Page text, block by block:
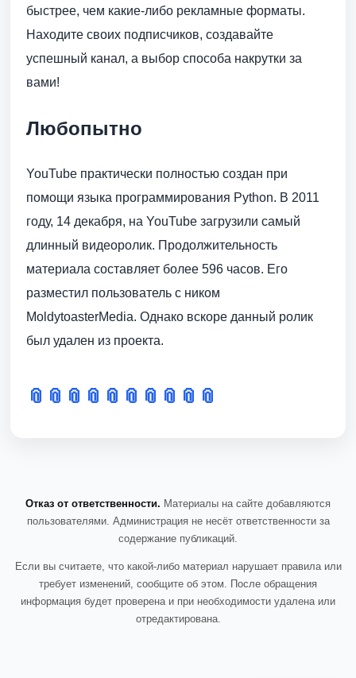
быстрее, чем какие-либо рекламные форматы.
Находите своих подписчиков, создавайте
успешный канал, а выбор способа накрутки за
вами!
Любопытно
YouTube практически полностью создан при
помощи языка программирования Python. В 2011
году, 14 декабря, на YouTube загрузили самый
длинный видеоролик. Продолжительность
материала составляет более 596 часов. Его
разместил пользователь с ником
MoldytoasterMedia. Однако вскоре данный ролик
был удален из проекта.
📎 📎 📎 📎 📎 📎 📎 📎 📎 📎
Отказ от ответственности. Материалы на сайте добавляются
пользователями. Администрация не несёт ответственности за
содержание публикаций.
Если вы считаете, что какой-либо материал нарушает правила или
требует изменений, сообщите об этом. После обращения
информация будет проверена и при необходимости удалена или
отредактирована.